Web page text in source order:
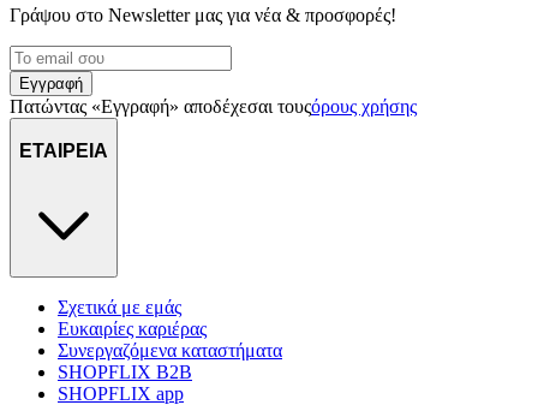
μας και την ανάπτυξη προϊόντων. Επίσης, κοινοποιούμε
πληροφορίες σχετικά με την από μέρους σας χρήση της
τοποθεσίας μας στους συνεργάτες μέσων κοινωνικής
δικτύωσης, διαφημίσεων και ανάλυσης.
Γράψου στο Νewsletter μας για νέα & προσφορές!
Εγγραφή
Πατώντας «Εγγραφή» αποδέχεσαι τουςόρους χρήσης
ΕΤΑΙΡΕΙΑ
Σχετικά με εμάς
Ευκαιρίες καριέρας
Συνεργαζόμενα καταστήματα
SHOPFLIX B2B
SHOPFLIX app